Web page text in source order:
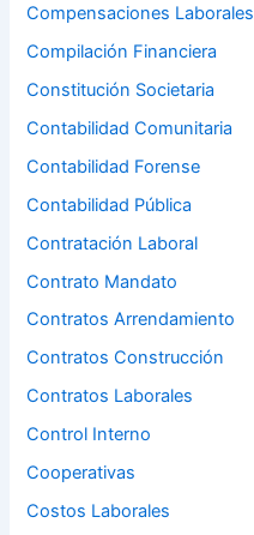
Compensaciones Laborales
Compilación Financiera
Constitución Societaria
Contabilidad Comunitaria
Contabilidad Forense
Contabilidad Pública
Contratación Laboral
Contrato Mandato
Contratos Arrendamiento
Contratos Construcción
Contratos Laborales
Control Interno
Cooperativas
Costos Laborales